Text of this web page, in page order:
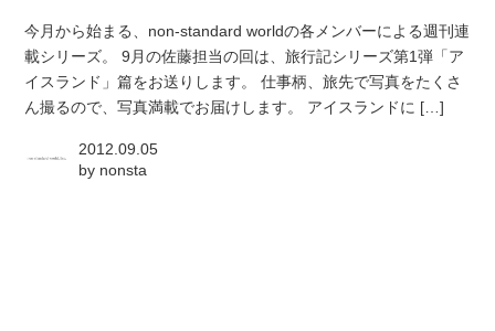
今月から始まる、non-standard worldの各メンバーによる週刊連
載シリーズ。 9月の佐藤担当の回は、旅行記シリーズ第1弾「ア
イスランド」篇をお送りします。 仕事柄、旅先で写真をたくさ
ん撮るので、写真満載でお届けします。 アイスランドに […]
2012.09.05
by nonsta